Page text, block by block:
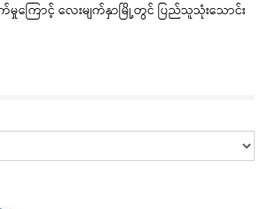
မှုကြောင့် လေးမျက်နှာမြို့တွင် ပြည်သူသုံးသောင်း